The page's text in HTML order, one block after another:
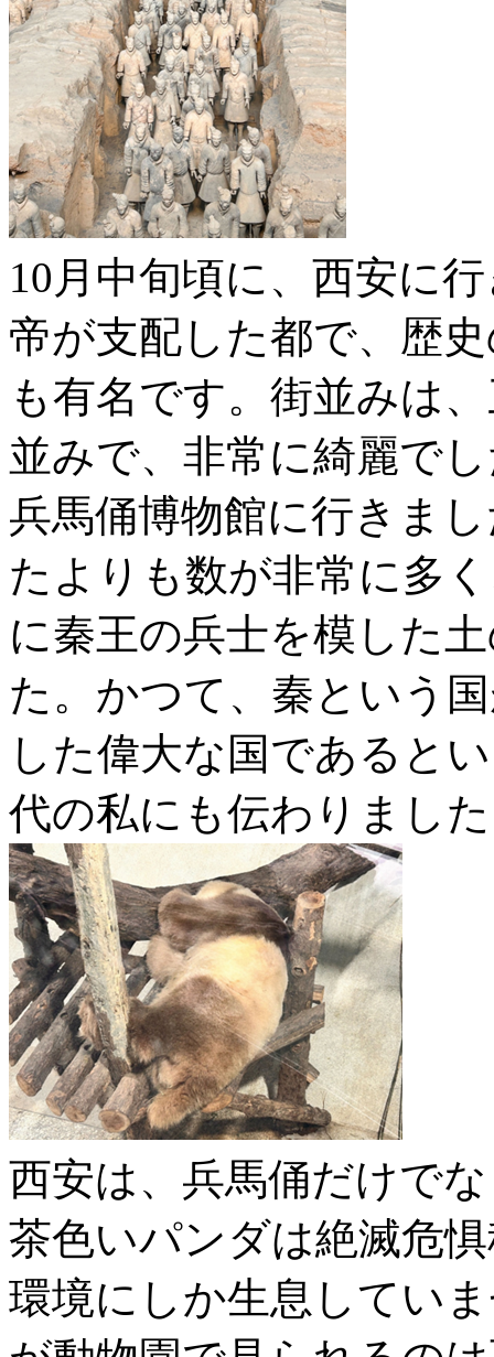
10月中旬頃に、西安に
帝が支配した都で、歴
も有名です。街並みは
並みで、非常に綺麗で
兵馬俑博物館に行きま
たよりも数が非常に多
に秦王の兵士を模した
た。かつて、秦という
した偉大な国であると
代の私にも伝わりまし
西安は、兵馬俑だけで
茶色いパンダは絶滅危
環境にしか生息してい